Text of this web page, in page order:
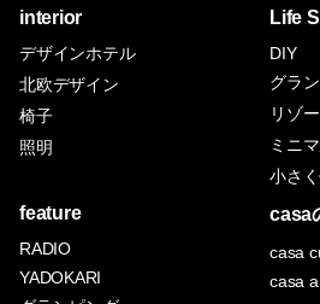
interior
デザインホテル
北欧デザイン
椅子
照明
Life
DIY
グラ
リゾ
ミニ
小さ
feature
RADIO
YADOKARI
casa
casa
casa